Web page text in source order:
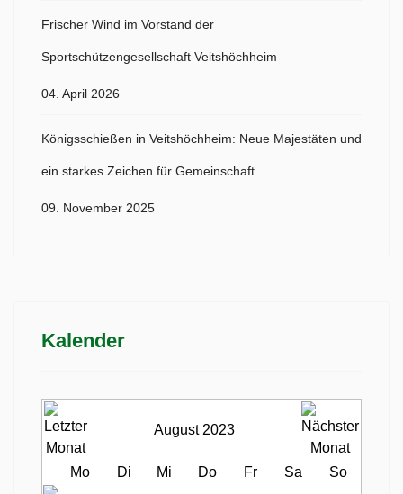
Frischer Wind im Vorstand der
Sportschützengesellschaft Veitshöchheim
04. April 2026
Königsschießen in Veitshöchheim: Neue Majestäten und
ein starkes Zeichen für Gemeinschaft
09. November 2025
Kalender
August 2023
Mo Di Mi Do Fr Sa So